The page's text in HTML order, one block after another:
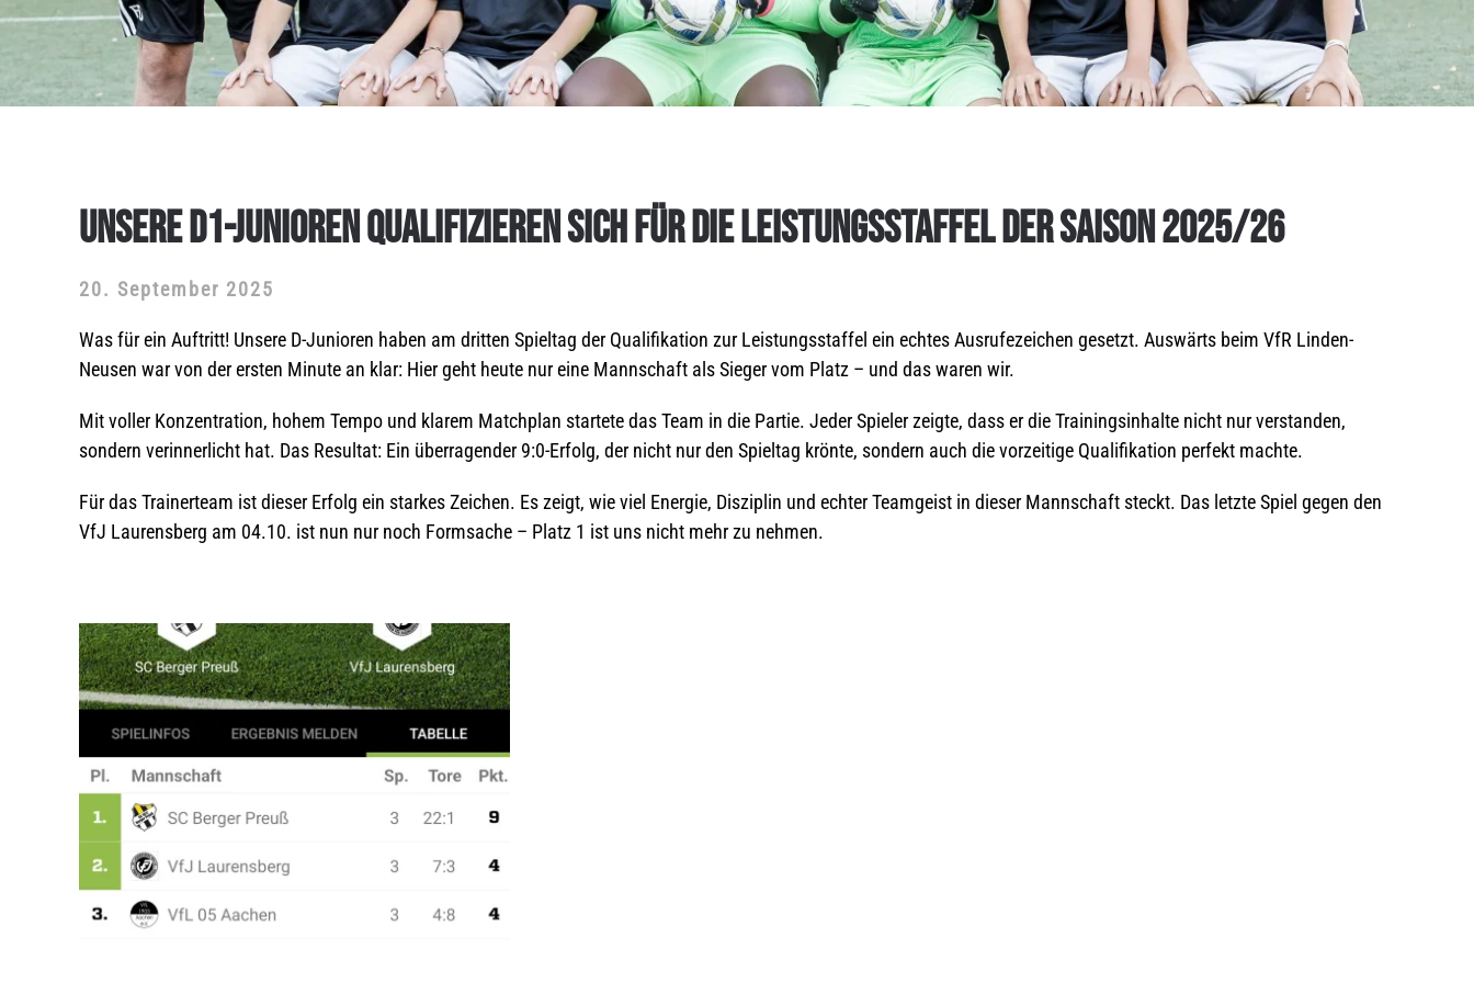
UNSERE D1-JUNIOREN QUALIFIZIEREN SICH FÜR DIE LEISTUNGSSTAFFEL DER SAISON 2025/26
20. September 2025
Was für ein Auftritt! Unsere D-Junioren haben am dritten Spieltag der Qualifikation zur Leistungsstaffel ein echtes Ausrufezeichen gesetzt. Auswärts beim VfR Linden-
Neusen war von der ersten Minute an klar: Hier geht heute nur eine Mannschaft als Sieger vom Platz – und das waren wir.
Mit voller Konzentration, hohem Tempo und klarem Matchplan startete das Team in die Partie. Jeder Spieler zeigte, dass er die Trainingsinhalte nicht nur verstanden,
sondern verinnerlicht hat. Das Resultat: Ein überragender 9:0-Erfolg, der nicht nur den Spieltag krönte, sondern auch die vorzeitige Qualifikation perfekt machte.
Für das Trainerteam ist dieser Erfolg ein starkes Zeichen. Es zeigt, wie viel Energie, Disziplin und echter Teamgeist in dieser Mannschaft steckt. Das letzte Spiel gegen den
VfJ Laurensberg am 04.10. ist nun nur noch Formsache – Platz 1 ist uns nicht mehr zu nehmen.